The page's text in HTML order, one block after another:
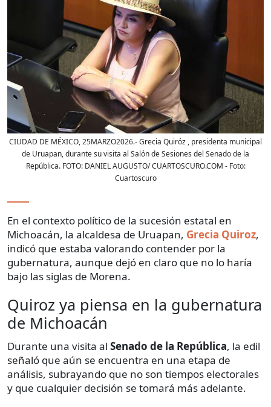
CIUDAD DE MÉXICO, 25MARZO2026.- Grecia Quiróz , presidenta municipal
de Uruapan, durante su visita al Salón de Sesiones del Senado de la
República. FOTO: DANIEL AUGUSTO/ CUARTOSCURO.COM - Foto:
Cuartoscuro
En el contexto político de la sucesión estatal en
Michoacán, la alcaldesa de Uruapan, Grecia Quiroz,
indicó que estaba valorando contender por la
gubernatura, aunque dejó en claro que no lo haría
bajo las siglas de Morena.
Quiroz ya piensa en la gubernatura
de Michoacán
Durante una visita al Senado de la República, la edil
señaló que aún se encuentra en una etapa de
análisis, subrayando que no son tiempos electorales
y que cualquier decisión se tomará más adelante.